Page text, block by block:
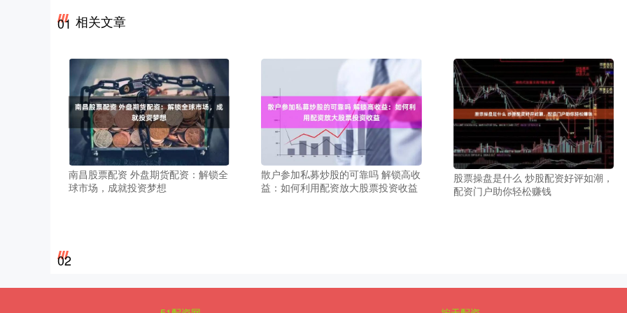
01 相关文章
南昌股票配资 外盘期货配资：解锁全
球市场，成就投资梦想
散户参加私募炒股的可靠吗 解锁高收
益：如何利用配资放大股票投资收益
股票操盘是什么 炒股配资好评如潮，
配资门户助你轻松赚钱
02